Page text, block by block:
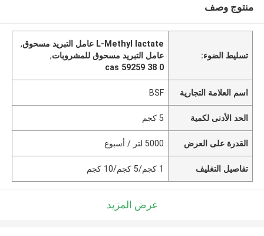
منتوج وصف
تسليط الضوء:
L-Methyl lactate عامل التبريد مسحوق
,
عامل التبريد مسحوق للمشروبات,
cas 59259 38 0
اسم العلامة التجارية BSF
الحد الأدنى لكمية 5 كجم
القدرة على العرض 5000 لتر / أسبوع
تفاصيل التغليف 1 كجم/5 كجم/10 كجم
عرض المزيد